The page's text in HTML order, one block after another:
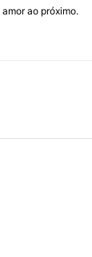
ao próximo.